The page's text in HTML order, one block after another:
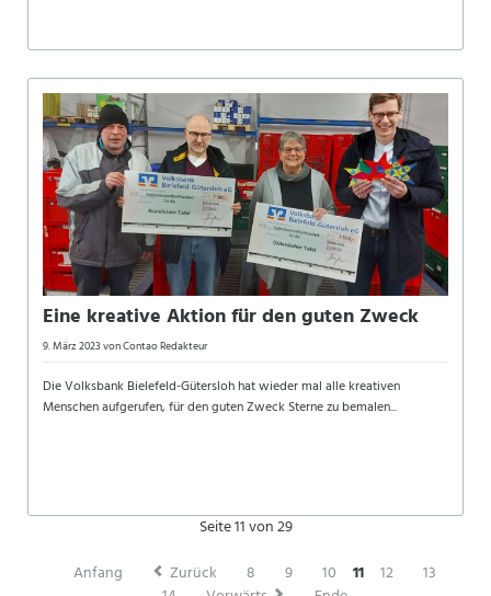
Eine kreative Aktion für den guten Zweck
9. März 2023von Contao Redakteur
Die Volksbank Bielefeld-Gütersloh hat wieder mal alle kreativen
Menschen aufgerufen, für den guten Zweck Sterne zu bemalen...
Seite 11 von 29
Anfang
Zurück 8 9 10 11 12
13